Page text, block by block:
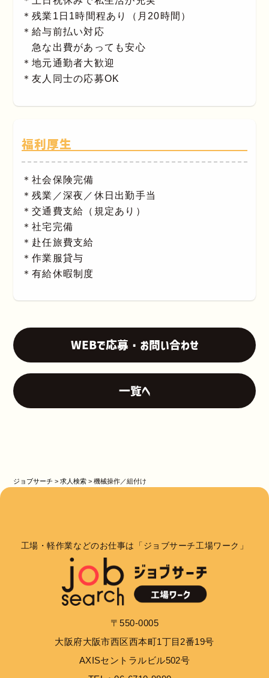
＊残業1日1時間程あり（月20時間）
＊給与前払い対応
急な出費があっても安心
＊地元通勤者大歓迎
＊友人同士の応募OK
福利厚生
＊社会保険完備
＊残業／深夜／休日出勤手当
＊交通費支給（規定あり）
＊社宅完備
＊赴任旅費支給
＊作業服貸与
＊有給休暇制度
WEBで応募・お問い合わせ
一覧へ
ジョブサーチ >求人検索 >機械操作／組付け
工場・軽作業などのお仕事は「ジョブサーチ工場ワーク」
〒550-0005
大阪府大阪市西区西本町1丁目2番19号
AXISセントラルビル502号